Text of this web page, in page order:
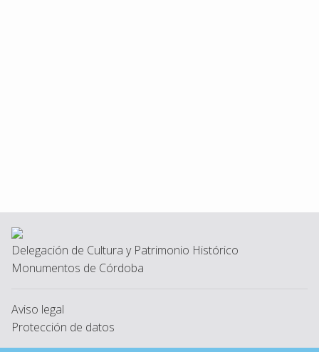
Delegación de Cultura y Patrimonio Histórico
Monumentos de Córdoba
Aviso legal
Protección de datos